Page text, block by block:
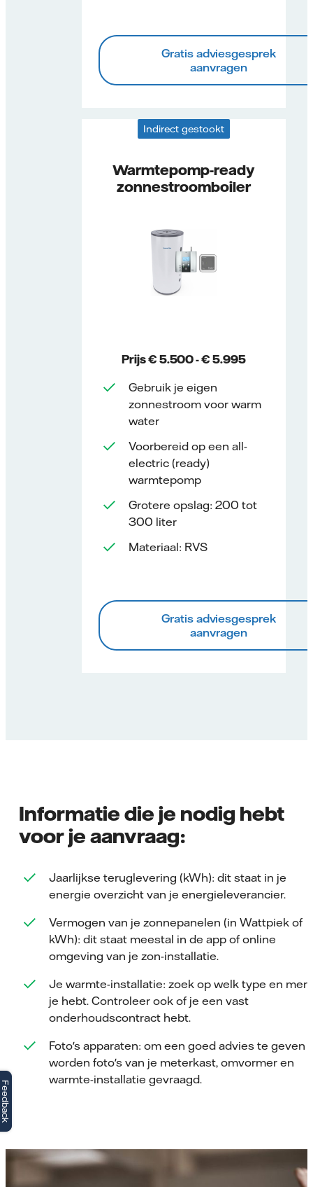
Gratis adviesgesprek
aanvragen
Warmtepomp-ready
zonnestroomboiler
Indirect gestookt
Prijs € 5.500 - € 5.995
Gebruik je eigen
zonnestroom voor warm
water
Voorbereid op een all-
electric (ready)
warmtepomp
Grotere opslag: 200 tot
300 liter
Materiaal: RVS
Gratis adviesgesprek
aanvragen
Informatie die je nodig hebt
voor je aanvraag:
Jaarlijkse teruglevering (kWh): dit staat in je
energie overzicht van je energieleverancier​.
Vermogen van je zonnepanelen (in Wattpiek of
kWh): dit staat meestal in de app of online
omgeving van je zon-installatie.
Je warmte-installatie: zoek op welk type en merk
je hebt. Controleer ook of je een vast
onderhoudscontract hebt.
Foto's apparaten: om een goed advies te geven
worden foto's van je meterkast, omvormer en
warmte-installatie gevraagd.
Feedback